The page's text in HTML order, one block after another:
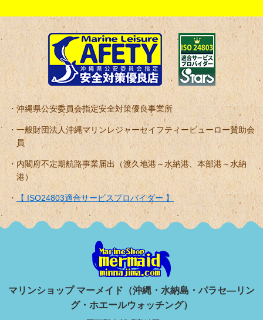
沖縄県公安委員会指定安全対策優良事業所
一般財団法人沖縄マリンレジャーセイフティービューロー賛助会
員
内閣府不定期航路事業届出（渡久地港～水納港、本部港～水納
港）
【 ISO24803適合サービスプロバイダー 】
マリンショップ マーメイド（沖縄・水納島・パラセ―リン
グ・ホエールウォッチング）